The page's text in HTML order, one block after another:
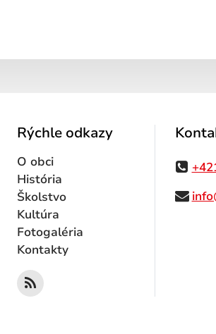
Rýchle odkazy
O obci
História
Školstvo
Kultúra
Fotogaléria
Kontakty